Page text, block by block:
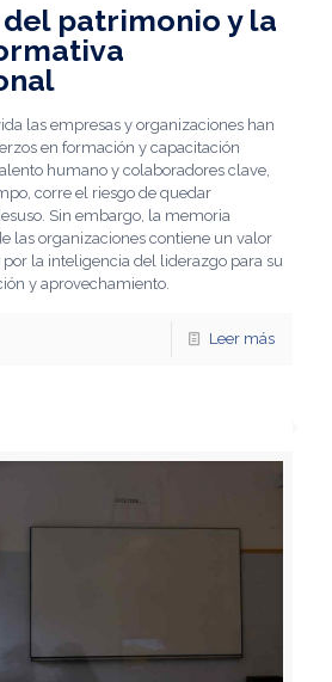
patrimonio y la
las empresas y organizaciones han
en formación y capacitación
humano y colaboradores clave,
corre el riesgo de quedar
Sin embargo, la memoria
las organizaciones contiene un valor
la inteligencia del liderazgo para su
y aprovechamiento.
Leer más